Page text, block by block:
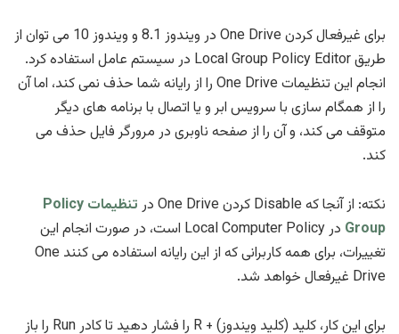
برای غیرفعال کردن One Drive در ویندوز 8.1 و ویندوز 10 می توان از
طریق Local Group Policy Editor در سیستم عامل استفاده کرد.
انجام این تنظیمات One Drive را از رایانه شما حذف نمی کند، اما آن
را از همگام سازی با سرویس ابر و یا اتصال با برنامه های دیگر
متوقف می کند، و آن را از صفحه ناوبری در مرورگر فایل حذف می
کند.
نکته: از آنجا که Disable کردن One Drive در
تنظیمات Policy
Group
در Local Computer Policy است، در صورت انجام این
تغییرات، برای همه کاربرانی که از این رایانه استفاده می کنند One
Drive غیرفعال خواهد شد.
برای این کار، کلید (کلید ویندوز) + R را فشار دهید تا کادر Run را باز